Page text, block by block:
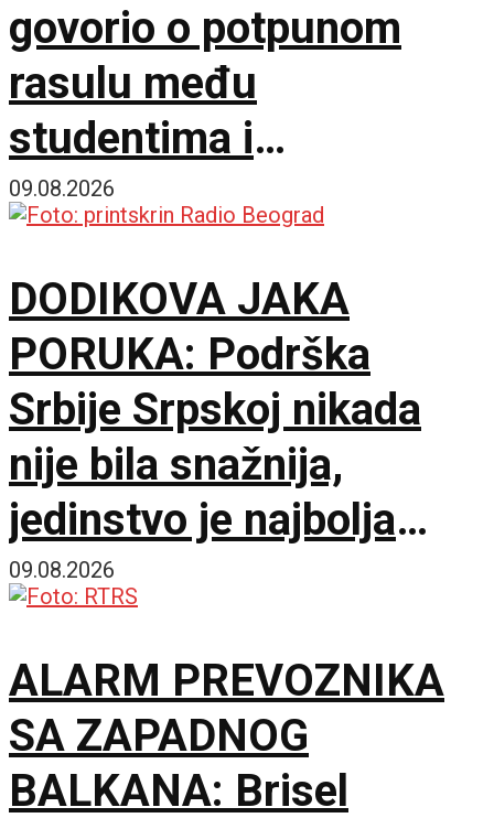
govorio o potpunom
rasulu među
studentima i
opozicijom: Neka nam
09.08.2026
DODIKOVA JAKA
PORUKA: Podrška
Srbije Srpskoj nikada
nije bila snažnija,
jedinstvo je najbolja
garancija
09.08.2026
ALARM PREVOZNIKA
SA ZAPADNOG
BALKANA: Brisel